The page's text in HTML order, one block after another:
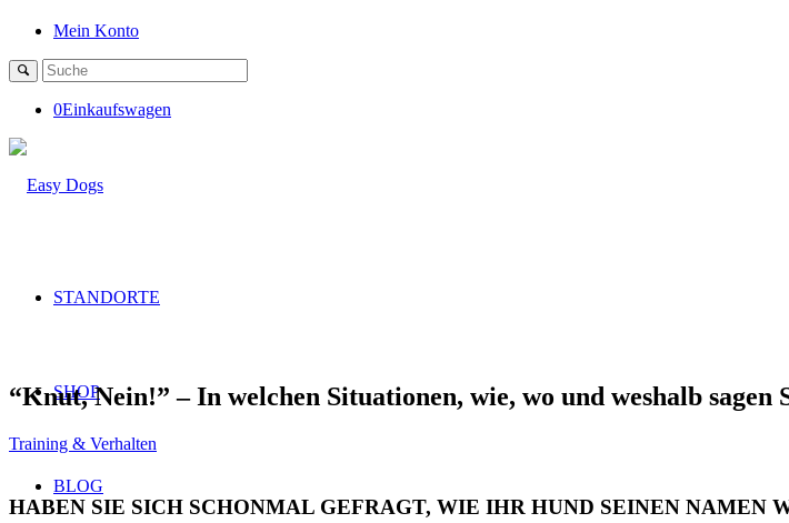
Mein Konto
0Einkaufswagen
STANDORTE
SHOP
BLOG
“Knut, Nein!” – In welchen Situationen, wie, wo und weshalb sagen
Training & Verhalten
HABEN SIE SICH SCHONMAL GEFRAGT, WIE IHR HUND SEINEN NAMEN